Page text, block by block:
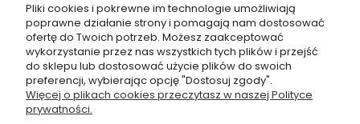
Dołącz do naszejgrupy facebookowej !
POMOC
SKLEP
Pliki cookies i pokrewne im technologie umożliwiają
poprawne działanie strony i pomagają nam dostosować
ofertę do Twoich potrzeb. Możesz zaakceptować
wykorzystanie przez nas wszystkich tych plików i przejść
do sklepu lub dostosować użycie plików do swoich
preferencji, wybierając opcję "Dostosuj zgody".
Więcej o plikach cookies przeczytasz w naszej Polityce
prywatności.